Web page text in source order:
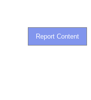
Report Content